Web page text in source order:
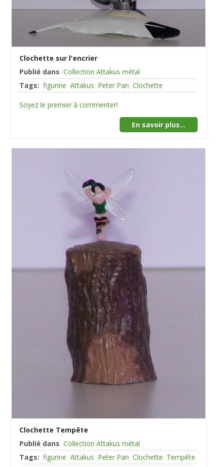
Clochette sur l'encrier
Publié dans Collection Attakus métal
Tags: figurine Attakus Peter Pan Clochette
Soyez le premier à commenter!
En savoir plus...
Clochette Tempête
Publié dans Collection Attakus métal
Tags: figurine Attakus Peter Pan Clochette Tempête